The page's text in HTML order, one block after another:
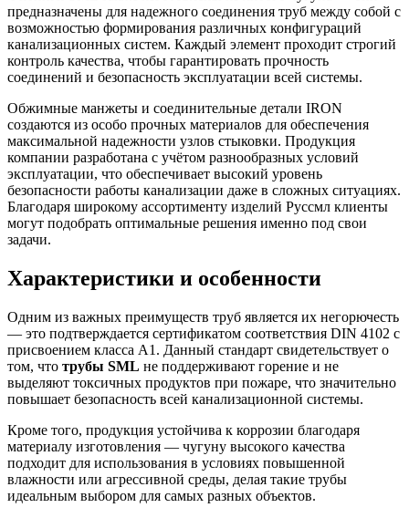
предназначены для надежного соединения труб между собой с
возможностью формирования различных конфигураций
канализационных систем. Каждый элемент проходит строгий
контроль качества, чтобы гарантировать прочность
соединений и безопасность эксплуатации всей системы.
Обжимные манжеты и соединительные детали IRON
создаются из особо прочных материалов для обеспечения
максимальной надежности узлов стыковки. Продукция
компании разработана с учётом разнообразных условий
эксплуатации, что обеспечивает высокий уровень
безопасности работы канализации даже в сложных ситуациях.
Благодаря широкому ассортименту изделий Руссмл клиенты
могут подобрать оптимальные решения именно под свои
задачи.
Характеристики и особенности
Одним из важных преимуществ труб является их негорючесть
— это подтверждается сертификатом соответствия DIN 4102 с
присвоением класса А1. Данный стандарт свидетельствует о
том, что трубы SML не поддерживают горение и не
выделяют токсичных продуктов при пожаре, что значительно
повышает безопасность всей канализационной системы.
Кроме того, продукция устойчива к коррозии благодаря
материалу изготовления — чугуну высокого качества
подходит для использования в условиях повышенной
влажности или агрессивной среды, делая такие трубы
идеальным выбором для самых разных объектов.